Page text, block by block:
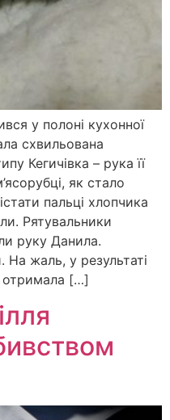
у полоні кухонної
схвильована
Кегичівка – рука її
як стало
пальці хлопчика
Рятувальники
руку Данила.
На жаль, у результаті
отримала […]